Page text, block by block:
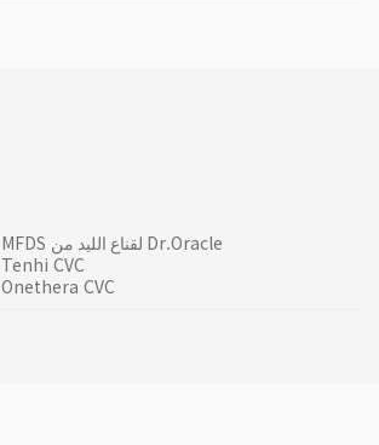
شهادة MFDS لقناع الليد من Dr.Oracle
شهادة Tenhi CVC
شهادة Onethera CVC